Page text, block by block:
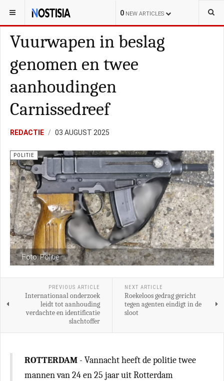
0 NEW ARTICLES
YOU ARE HERE: NEDERLAND
Vuurwapen in beslag
genomen en twee
aanhoudingen
Carnissedreef
REDACTIE 03 AUGUST 2025
Foto: Politie
POLITIE
PREVIOUS ARTICLE
Internationaal onderzoek
leidt tot aanhouding
verdachte en identificatie
slachtoffer
NEXT ARTICLE
Roekeloos gedrag gericht
tegen agenten eindigt in de
sloot
ROTTERDAM - Vannacht heeft de politie twee
mannen van 24 en 25 jaar uit Rotterdam